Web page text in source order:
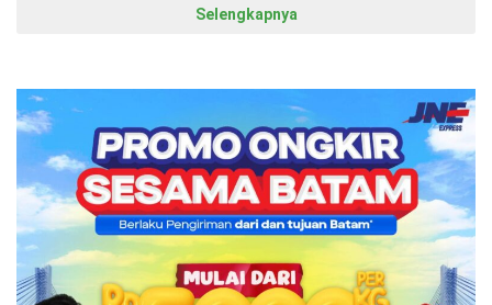
Selengkapnya